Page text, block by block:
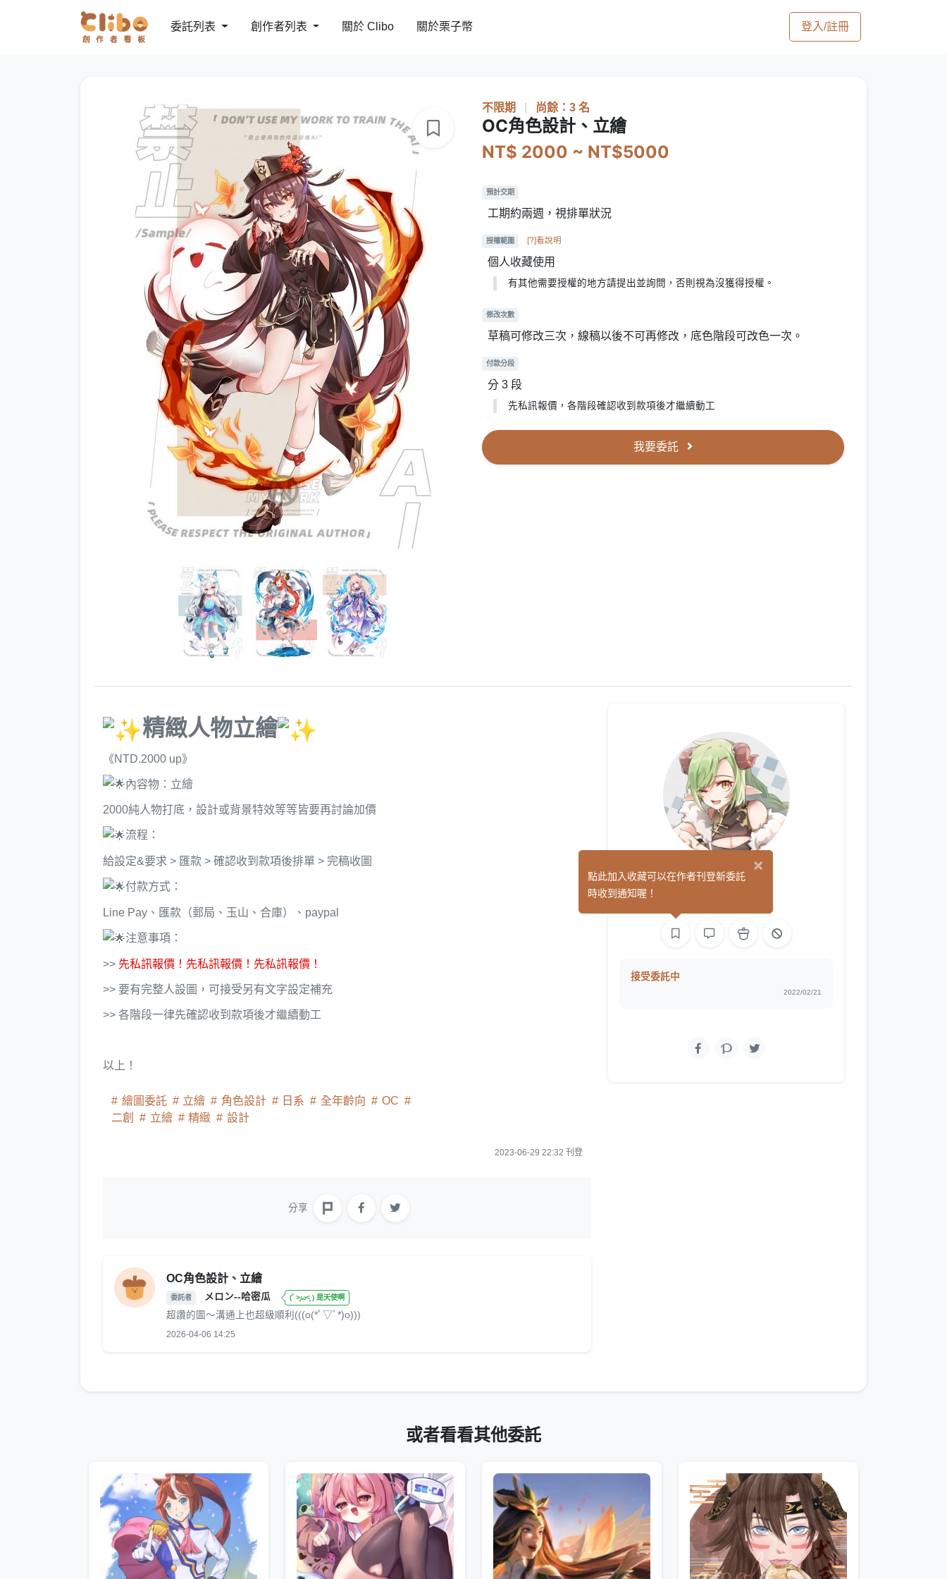
委託列表 創作者列表 關於 Clibo 關於栗子幣 登入/註冊
不限期 尚餘：3 名
OC角色設計、立繪
NT$ 2000 ~ NT$5000
預計交期
工期約兩週，視排單狀況
授權範圍 [?]看說明
個人收藏使用
有其他需要授權的地方請提出並詢問，否則視為沒獲得授權。
修改次數
草稿可修改三次，線稿以後不可再修改，底色階段可改色一次。
付款分段
分 3 段
先私訊報價，各階段確認收到款項後才繼續動工
我要委託
精緻人物立繪
《NTD.2000 up》
內容物：立繪
2000純人物打底，設計或背景特效等等皆要再討論加價
流程：
給設定&要求 > 匯款 > 確認收到款項後排單 > 完稿收圖
付款方式：
Line Pay、匯款（郵局、玉山、合庫）、paypal
注意事項：
>> 先私訊報價！先私訊報價！先私訊報價！
>> 要有完整人設圖，可接受另有文字設定補充
>> 各階段一律先確認收到款項後才繼續動工
以上！
繪圖委託 立繪 角色設計 日系 全年齡向
OC
二創
立繪 精緻 設計
2023-06-29 22:32 刊登
分享
OC角色設計、立繪
委託者 メロン--哈密瓜 (˚ ˃̣̣̥ω˂̣̣̥ ) 是天使啊
超讚的圖～溝通上也超級順利(((o(*ﾟ▽ﾟ*)o)))
2026-04-06 14:25
奈米 (1)
接受委託中
2022/02/21
或者看看其他委託
×
點此加入收藏可以在作者刊登新委託
時收到通知喔！